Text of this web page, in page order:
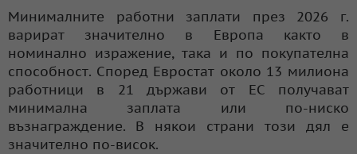
Минималните работни заплати през 2026 г.
варират значително в Европа както в
номинално изражение, така и по покупателна
способност. Според Евростат около 13 милиона
работници в 21 държави от ЕС получават
минимална заплата или по-ниско
възнаграждение. В някои страни този дял е
значително по-висок.